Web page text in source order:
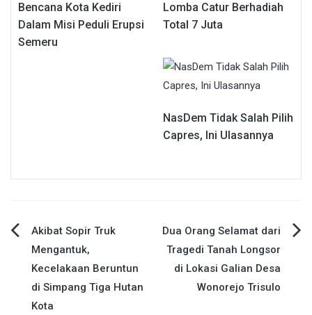
Bencana Kota Kediri
Dalam Misi Peduli Erupsi
Semeru
Lomba Catur Berhadiah
Total 7 Juta
NasDem Tidak Salah Pilih
Capres, Ini Ulasannya
Navigasi
pos
Akibat Sopir Truk
Mengantuk,
Kecelakaan Beruntun
di Simpang Tiga Hutan
Kota
Dua Orang Selamat dari
Tragedi Tanah Longsor
di Lokasi Galian Desa
Wonorejo Trisulo